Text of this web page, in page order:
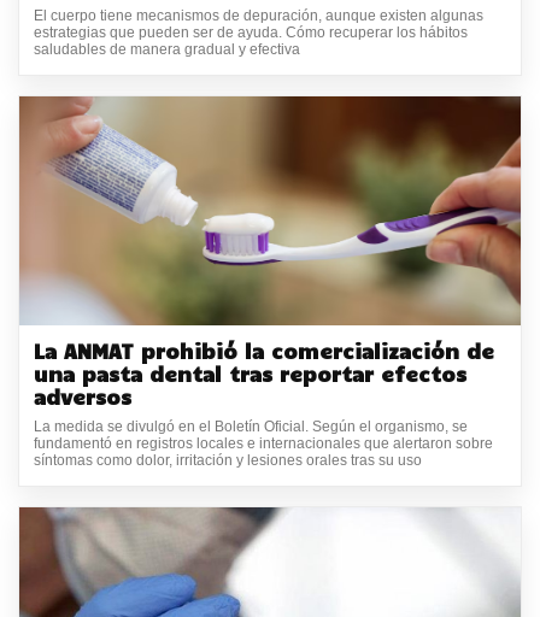
El cuerpo tiene mecanismos de depuración, aunque existen algunas
estrategias que pueden ser de ayuda. Cómo recuperar los hábitos
saludables de manera gradual y efectiva
La ANMAT prohibió la comercialización de
una pasta dental tras reportar efectos
adversos
La medida se divulgó en el Boletín Oficial. Según el organismo, se
fundamentó en registros locales e internacionales que alertaron sobre
síntomas como dolor, irritación y lesiones orales tras su uso